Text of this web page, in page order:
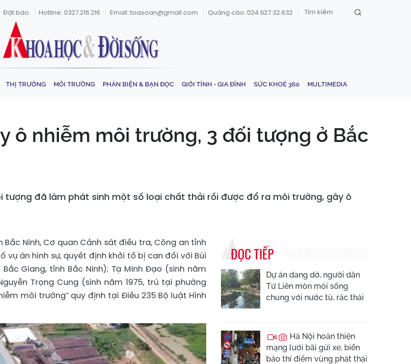
Đặt báo Hotline: 0327.216.216 Email: toasoan@gmail.com Quảng cáo: 024.627.32.632
THỊ TRƯỜNG MÔI TRƯỜNG PHẢN BIỆN & BẠN ĐỌC GIỚI TÍNH - GIA ĐÌNH SỨC KHOẺ 360 MULTIMEDIA
ô nhiễm môi trường, 3 đối tượng ở Bắc
tượng đã làm phát sinh một số loại chất thải rồi được đổ ra môi trường, gây ô
Ninh, Cơ quan Cảnh sát điều tra, Công an tỉnh
vụ án hình sự, quyết định khởi tố bị can đối với Bùi
Giang, tỉnh Bắc Ninh); Tạ Minh Đạo (sinh năm
Trọng Cung (sinh năm 1975, trú tại phường
môi trường” quy định tại Điều 235 Bộ luật Hình
ĐỌC TIẾP
Dự án dang dở, người dân
Tứ Liên mòn mỏi sống
chung với nước tù, rác thải
Hà Nội hoàn thiện
mạng lưới bãi gửi xe, biển
báo thí điểm vùng phát thải